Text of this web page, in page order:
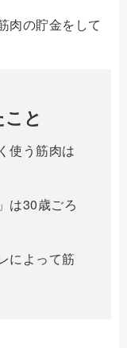
肉の貯金をして
と
使う筋肉は
は30歳ごろ
によって筋